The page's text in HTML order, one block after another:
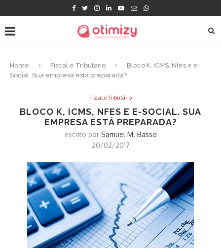
Home Fiscal e Tributário
Bloco K, ICMS, Nfes e e-
Social. Sua empresa está preparada?
Fiscal e Tributário
BLOCO K, ICMS, NFES E E-SOCIAL. SUA
EMPRESA ESTÁ PREPARADA?
escrito por Samuel M. Basso
20/02/2017